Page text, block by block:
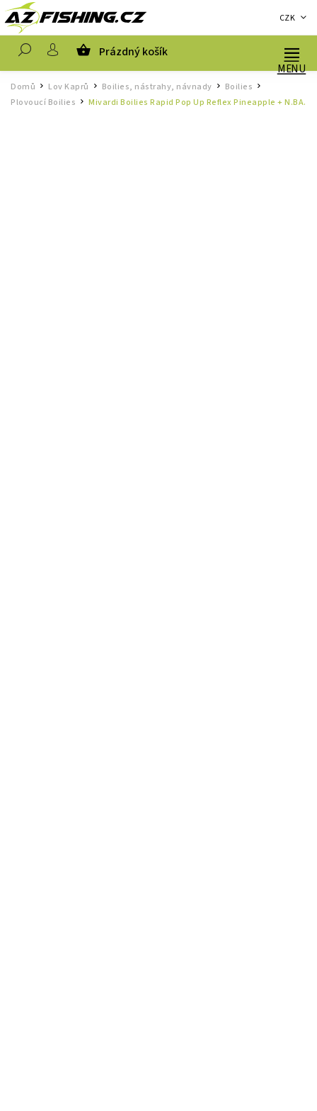
CZK
Prázdný košík
Domů / Lov Kaprů Boilies, nástrahy, návnady Boilies /
Plovoucí Boilies / Mivardi Boilies Rapid Pop Up Reflex Pineapple + N.BA.